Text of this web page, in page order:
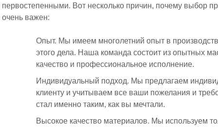
первостепенными. Вот несколько причин, почему выбор
очень важен:
Опыт. Мы имеем многолетний опыт в
этого дела. Наша команда состоит из опытных
качество и профессиональное исполнение.
Индивидуальный подход. Мы предлагаем
клиенту и учитываем все ваши пожелания и
стал именно таким, как вы мечтали.
Высокое качество материалов. Мы используем